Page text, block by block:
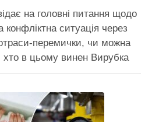
на головні питання щодо
ситуація через
перемички, чи можна
хто в цьому винен Вирубка
й прокладати теплотрасу
року, на Теремках у Києві